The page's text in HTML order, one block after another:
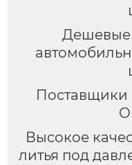
Дешевые
Высокое
литья под